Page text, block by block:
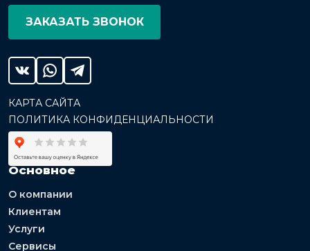
ЗАКАЗАТЬ ЗВОНОК
КАРТА САЙТА
ПОЛИТИКА КОНФИДЕНЦИАЛЬНОСТИ
Основное
О компании
Клиентам
Услуги
Сервисы